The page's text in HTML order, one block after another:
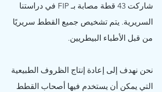
شاركت 43 قطة مصابة بـ FIP في دراستنا
السريرية. يتم تشخيص جميع القطط سريريًا
من قبل الأطباء البيطريين.
نحن نهدف إلى إعادة إنتاج الظروف الطبيعية
التي يمكن أن يستخدم فيها أصحاب القطط